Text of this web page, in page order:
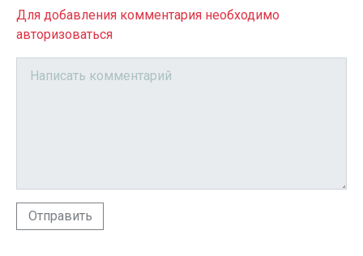
Для добавления комментария необходимо
авторизоваться
Отправить